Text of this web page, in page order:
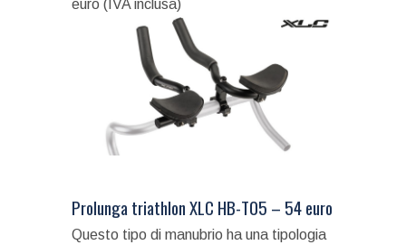
euro (IVA inclusa)
Prolunga triathlon XLC HB-T05 – 54 euro
Questo tipo di manubrio ha una tipologia